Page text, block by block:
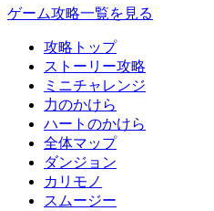
ゲーム攻略一覧を見る
攻略トップ
ストーリー攻略
ミニチャレンジ
力のかけら
ハートのかけら
全体マップ
ダンジョン
カリモノ
スムージー